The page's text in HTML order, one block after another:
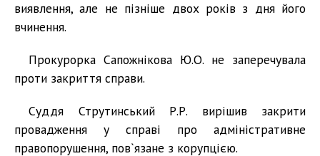
виявлення, але не пізніше двох років з дня його
вчинення.
Прокурорка Сапожнікова Ю.О. не заперечувала
проти закриття справи.
Суддя Струтинський Р.Р. вирішив закрити
провадження у справі про адміністративне
правопорушення, пов`язане з корупцією.